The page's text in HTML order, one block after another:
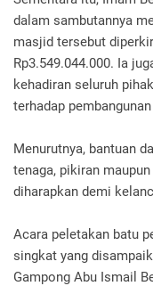
dalam sambutannya
masjid tersebut
Rp3.549.044.000. Ia
kehadiran seluruh
terhadap
Menurutnya, bantuan
tenaga, pikiran
diharapkan demi
Acara peletakan batu
singkat yang
Gampong Abu Ismail